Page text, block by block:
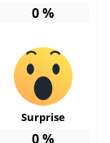
0%
Surprise
0%